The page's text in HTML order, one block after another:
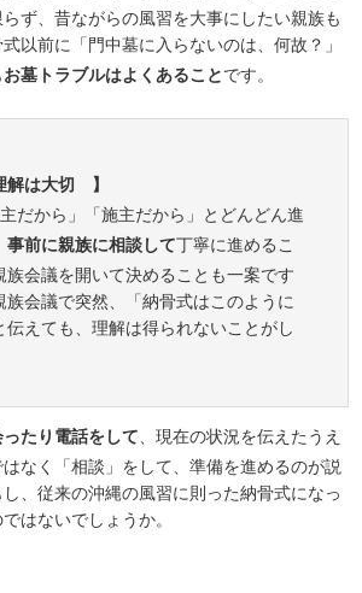
ず、昔ながらの風習を大事にしたい親族も
以前に「門中墓に入らないのは、何故？」
お墓トラブルはよくあることです。
解は大切 】
だから」「施主だから」とどんどん進
事前に親族に相談して丁寧に進めるこ
族会議を開いて決めることも一案です
族会議で突然、「納骨式はこのように
伝えても、理解は得られないことがし
たり電話をして、現在の状況を伝えたうえ
なく「相談」をして、準備を進めるのが説
、従来の沖縄の風習に則った納骨式になっ
はないでしょうか。